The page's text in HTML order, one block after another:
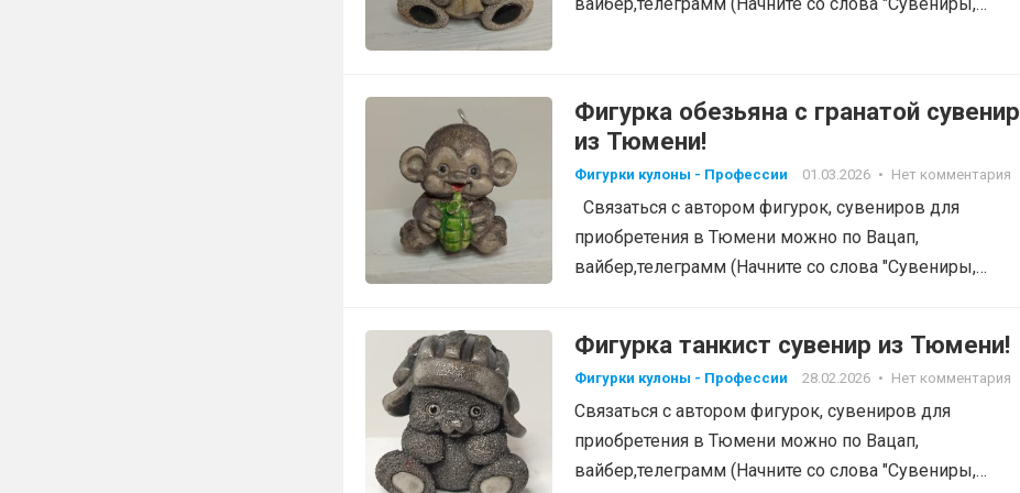
Фигурка обезьяна с гранатой сувенир
из Тюмени!
Фигурки кулоны - Профессии 01.03.2026 • Нет комментария
Связаться с автором фигурок, сувениров для
приобретения в Тюмени можно по Вацап,
вайбер,телеграмм (Начните со слова "Сувениры,
Фигурка танкист сувенир из Тюмени!
Фигурки кулоны - Профессии 28.02.2026 • Нет комментария
Связаться с автором фигурок, сувениров для
приобретения в Тюмени можно по Вацап,
вайбер,телеграмм (Начните со слова "Сувениры,